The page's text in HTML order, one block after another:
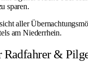
sparen.
aller
am Niederrhein.
Radfahrer &